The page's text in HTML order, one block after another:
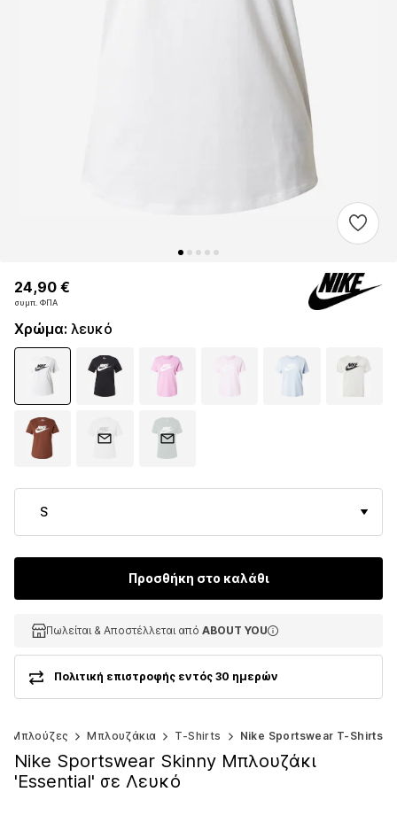
24,90 €
συμπ. ΦΠΑ
24,90 €
συμπ. ΦΠΑ
24,90 €
συμπ. ΦΠΑ
Χρώμα: λευκό
S
Προσθήκη στο καλάθι
Πωλείται & Αποστέλλεται από ABOUT YOU
Πωλείται & Αποστέλλεται από ABOUT YOU
Πολιτική επιστροφής εντός 30 ημερών
Μπλούζες Μπλουζάκια T-Shirts Nike Sportswear T-Shirts
Nike Sportswear Skinny Μπλουζάκι
'Essential' σε Λευκό